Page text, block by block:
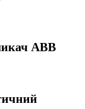
ABB